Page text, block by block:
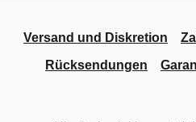
Versand und Diskretion
Rücksendungen